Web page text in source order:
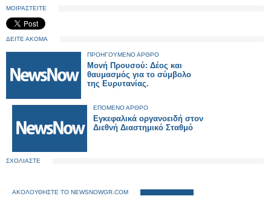
ΜΟΙΡΑΣΤΕΙΤΕ
ΔΕΙΤΕ ΑΚΟΜΑ
ΠΡΟΗΓΟΥΜΕΝΟ ΑΡΘΡΟ
Μονή Προυσού: Δέος και
θαυμασμός για το σύμβολο
της Ευρυτανίας.
ΕΠΟΜΕΝΟ ΑΡΘΡΟ
Εγκεφαλικά οργανοειδή στον
Διεθνή Διαστημικό Σταθμό
ΣΧΟΛΙΑΣΤΕ
ΑΚΟΛΟΥΘΗΣΤΕ ΤΟ NEWSNOWGR.COM